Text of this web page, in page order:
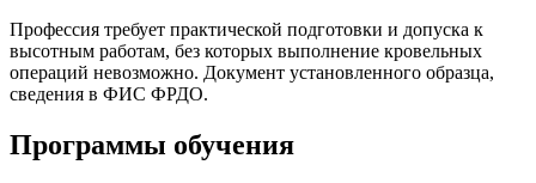
Профессия требует практической подготовки и допуска к
высотным работам, без которых выполнение кровельных
операций невозможно. Документ установленного образца,
сведения в ФИС ФРДО.
Программы обучения